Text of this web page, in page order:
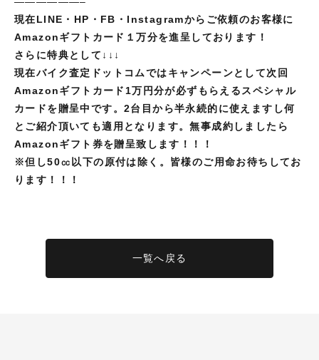
現在LINE・HP・FB・Instagramからご依頼のお客様に
Amazonギフトカード１万分を進呈しております！
さらに特典として↓↓↓
現在バイク査定ドットコムではキャンペーンとして次回
Amazonギフトカード1万円分が必ずもらえるスペシャル
カードを贈呈中です。2台目から半永続的に使えますし何
とご紹介頂いても適用となります。無事成約しましたら
Amazonギフト券を贈呈致します！！！
※但し50㏄以下の原付は除く。皆様のご用命お待ちしてお
ります！！！
一覧へ戻る